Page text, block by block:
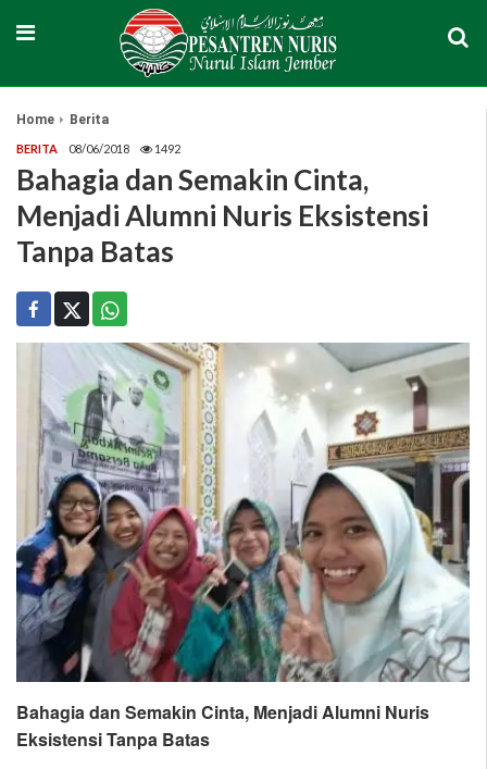
Home Berita
BERITA 08/06/2018 1492
Bahagia dan Semakin Cinta,
Menjadi Alumni Nuris Eksistensi
Tanpa Batas
Bahagia dan Semakin Cinta, Menjadi Alumni Nuris
Eksistensi Tanpa Batas